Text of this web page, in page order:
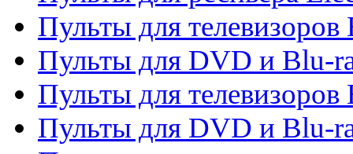
Пульты для телевизоров
Пульты для DVD и Blu-
Пульты для телевизоров
Пульты для DVD и Blu-